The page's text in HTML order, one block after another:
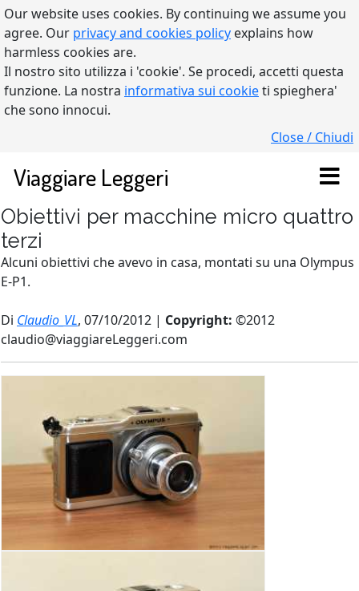
Our website uses cookies. By continuing we assume you
agree. Our privacy and cookies policy explains how
harmless cookies are.
Il nostro sito utilizza i 'cookie'. Se procedi, accetti questa
funzione. La nostra informativa sui cookieti spieghera'
che sono innocui.
Close / Chiudi
Viaggiare Leggeri
Obiettivi per macchine micro quattro
terzi
Alcuni obiettivi che avevo in casa, montati su una Olympus
E-P1.
Di Claudio_VL, 07/10/2012 | Copyright: ©2012
claudio@viaggiareLeggeri.com